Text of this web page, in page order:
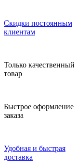
Скидки постоянным
клиентам
Только качественный
товар
Быстрое оформление
заказа
Удобная и быстрая
доставка